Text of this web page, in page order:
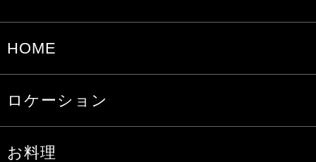
HOME
ロケーション
お料理